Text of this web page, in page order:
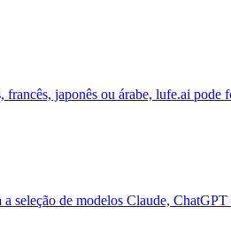
japonês ou árabe, lufe.ai pode
seleção de modelos Claude,